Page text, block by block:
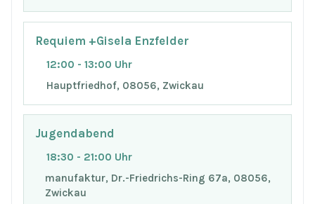
Requiem +Gisela Enzfelder
12:00 - 13:00 Uhr
Hauptfriedhof, 08056, Zwickau
Jugendabend
18:30 - 21:00 Uhr
manufaktur, Dr.-Friedrichs-Ring 67a, 08056,
Zwickau